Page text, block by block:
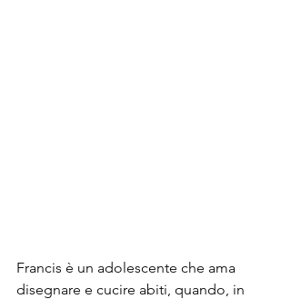
Francis è un adolescente che ama
disegnare e cucire abiti, quando, in